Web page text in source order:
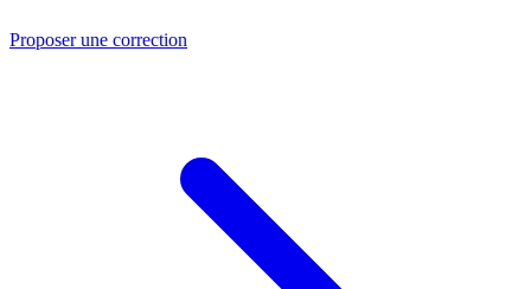
Proposer une correction